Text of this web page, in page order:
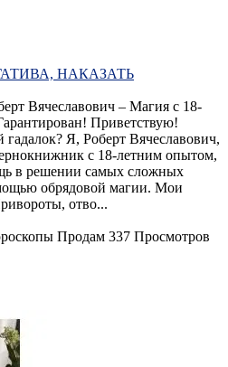
НАКАЗАТЬ
Вячеславович – Магия с 18-
Приветствую!
Я, Роберт Вячеславович,
с 18-летним опытом,
в решении самых сложных
обрядовой магии. Мои
отво...
Продам 337 Просмотров